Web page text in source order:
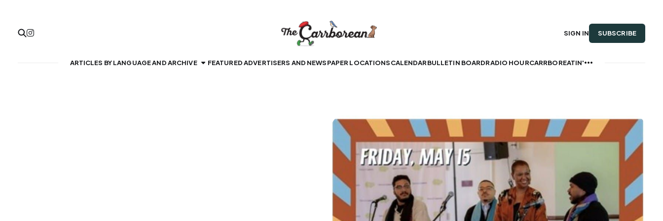
ARTICLES BY LANGUAGE AND ARCHIVE FEATURED ADVERTISERS AND NEWSPAPER LOCATIONSCALENDARBULLETIN BOARDRADIO HOURCARRBOREATIN'
SIGN IN SUBSCRIBE